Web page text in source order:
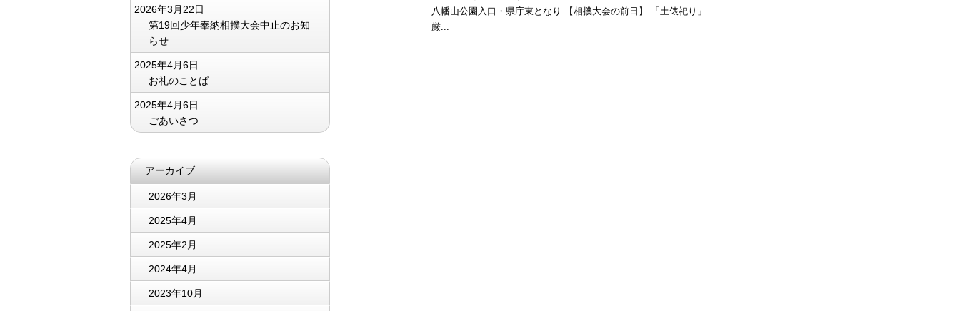
八幡山公園入口・県庁東となり 【相撲大会の前日】 「土俵祀り」
厳...
2026年3月22日
第19回少年奉納相撲大会中止のお知
らせ
2025年4月6日
お礼のことば
2025年4月6日
ごあいさつ
アーカイブ
2026年3月
2025年4月
2025年2月
2024年4月
2023年10月